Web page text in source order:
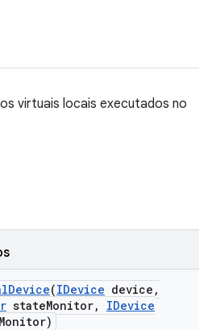
virtuais locais executados no
Device(IDevice device ,
stateMonitor,
IDevice
Monitor)